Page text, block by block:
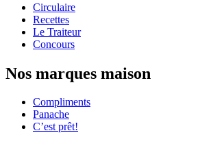
Circulaire
Recettes
Le Traiteur
Concours
Nos marques maison
Compliments
Panache
C’est prêt!